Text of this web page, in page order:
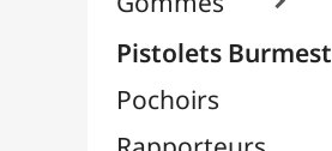
Body-Paint / Maquillage
Bombes & Feutres à Peinture
Céramique / Poterie